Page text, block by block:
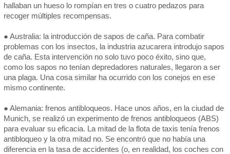
hallaban un hueso lo rompían en tres o cuatro pedazos para
recoger múltiples recompensas.
● Australia: la introducción de sapos de caña. Para combatir
problemas con los insectos, la industria azucarera introdujo sapos
de caña. Esta intervención no solo tuvo poco éxito, sino que,
como los sapos no tenían depredadores naturales, llegaron a ser
una plaga. Una cosa similar ha ocurrido con los conejos en ese
mismo continente.
● Alemania: frenos antibloqueos. Hace unos años, en la ciudad de
Munich, se realizó un experimento de frenos antibloqueos (ABS)
para evaluar su eficacia. La mitad de la flota de taxis tenía frenos
antibloqueo y la otra mitad no. Se encontró que no había una
diferencia en la tasa de accidentes (o, en realidad, los coches con